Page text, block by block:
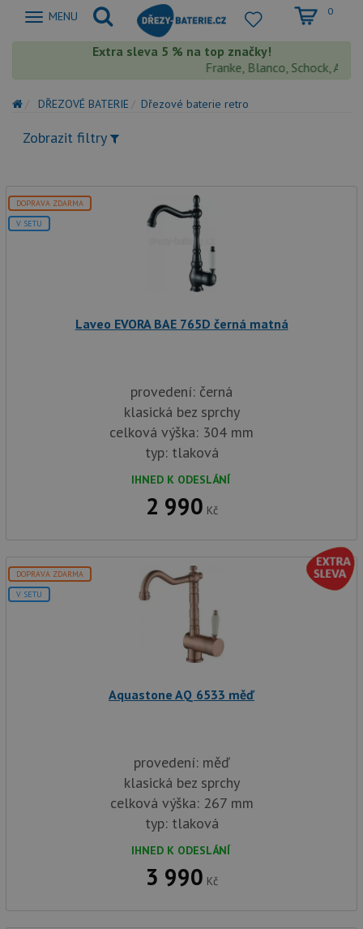
Zobrazit
MENU 0
Extra sleva 5 % na top značky!
Franke, Blanco, Schock,
DŘEZOVÉ BATERIE Dřezové baterie retro
Zobrazit filtry
DOPRAVA ZDARMA
V SETU
Laveo EVORA BAE 765D černá matná
provedení: černá
klasická bez sprchy
celková výška: 304 mm
typ: tlaková
IHNED K ODESLÁNÍ
2 990 Kč
DOPRAVA ZDARMA
V SETU
Aquastone AQ 6533 měď
provedení: měď
klasická bez sprchy
celková výška: 267 mm
typ: tlaková
IHNED K ODESLÁNÍ
3 990 Kč